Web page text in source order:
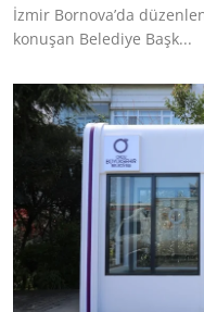
İzmir Bornova’da
konuşan Belediye Başk...